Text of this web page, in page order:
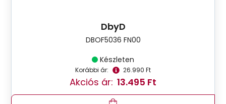
DbyD
DBOF5036 FN00
Készleten
Korábbi ár: 26.990 Ft
Akciós ár: 13.495 Ft